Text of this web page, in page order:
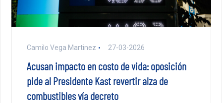
Camilo Vega Martinez 27-03-2026
Acusan impacto en costo de vida: oposición
pide al Presidente Kast revertir alza de
combustibles vía decreto